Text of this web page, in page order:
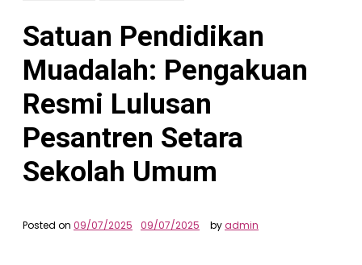
Satuan Pendidikan
Muadalah: Pengakuan
Resmi Lulusan
Pesantren Setara
Sekolah Umum
Posted on 09/07/2025 09/07/2025 byadmin